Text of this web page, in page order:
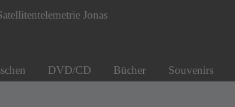
Jonas
DVD/CD Bücher Souvenirs